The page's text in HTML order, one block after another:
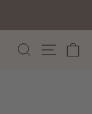
Søg Side